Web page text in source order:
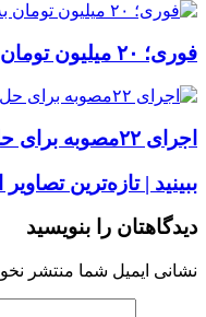
فوری؛ ۲۰ میلیون تومان به حساب این افراد شارژ می‌شود/ اعلام جزییات
اجرای ۲۲مصوبه برای حل مشکلات صنعت استان قزوین
ببینید | تازه‌ترین
دیدگاهتان را بنویسید
نشانی ایمیل شما منتشر